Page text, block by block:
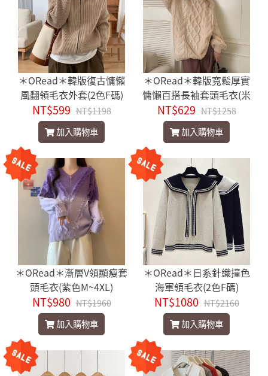
＊ORead＊韓版復古慵懶
風翻領毛衣外套(2色F碼)
NT$599 NT$1198
加入購物車
＊ORead＊韓版寬鬆厚實
慵懶百搭長袖套頭毛衣(米
白色F碼)
NT$629 NT$1258
加入購物車
＊ORead＊漸層V領顯瘦套
頭毛衣(紫色M~4XL)
NT$980 NT$1960
加入購物車
＊ORead＊日系針織撞色
海軍領毛衣(2色F碼)
NT$1080 NT$2160
加入購物車